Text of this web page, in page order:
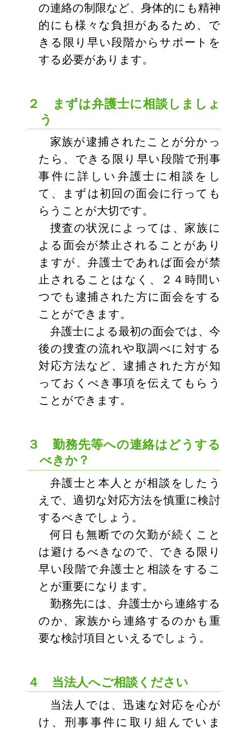
の連絡の制限など、身体的にも精神
的にも様々な負担があるため、で
きる限り早い段階からサポートを
する必要があります。
２ まずは弁護士に相談しましょ
う
家族が逮捕されたことが分かっ
たら、できる限り早い段階で刑事
事件に詳しい弁護士に相談をし
て、まずは初回の面会に行っても
らうことが大切です。
捜査の状況によっては、家族に
よる面会が禁止されることがあり
ますが、弁護士であれば面会が禁
止されることはなく、２４時間い
つでも逮捕された方に面会をする
ことができます。
弁護士による最初の面会では、今
後の捜査の流れや取調べに対する
対応方法など、逮捕された方が知
っておくべき事項を伝えてもらう
ことができます。
３ 勤務先等への連絡はどうする
べきか？
弁護士と本人とが相談をしたう
えで、適切な対応方法を慎重に検討
するべきでしょう。
何日も無断での欠勤が続くこと
は避けるべきなので、できる限り
早い段階で弁護士と相談をするこ
とが重要になります。
勤務先には、弁護士から連絡する
のか、家族から連絡するのかも重
要な検討項目といえるでしょう。
４ 当法人へご相談ください
当法人では、迅速な対応を心が
け、刑事事件に取り組んでいま